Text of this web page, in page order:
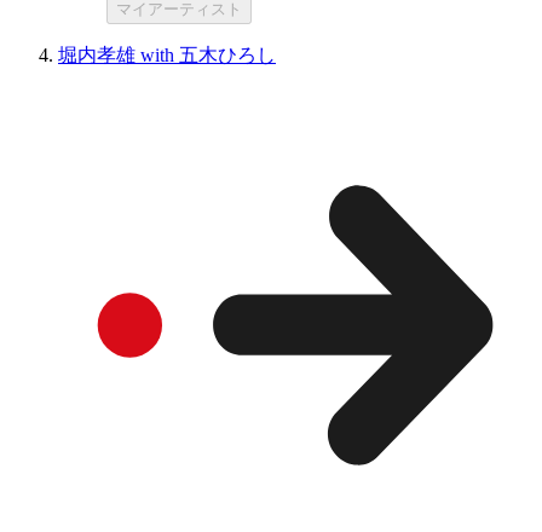
マイアーティスト
堀内孝雄 with 五木ひろし